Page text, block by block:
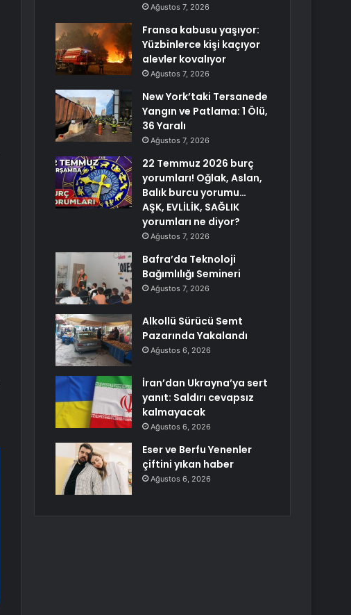
Ağustos 7, 2026
Fransa kabusu yaşıyor:
Yüzbinlerce kişi kaçıyor
alevler kovalıyor
Ağustos 7, 2026
New York’taki Tersanede
Yangın ve Patlama: 1 Ölü,
36 Yaralı
Ağustos 7, 2026
22 Temmuz 2026 burç
yorumları! Oğlak, Aslan,
Balık burcu yorumu…
AŞK, EVLİLİK, SAĞLIK
yorumları ne diyor?
Ağustos 7, 2026
Bafra’da Teknoloji
Bağımlılığı Semineri
Ağustos 7, 2026
Alkollü Sürücü Semt
Pazarında Yakalandı
Ağustos 6, 2026
İran’dan Ukrayna’ya sert
yanıt: Saldırı cevapsız
kalmayacak
Ağustos 6, 2026
Eser ve Berfu Yenenler
çiftini yıkan haber
Ağustos 6, 2026